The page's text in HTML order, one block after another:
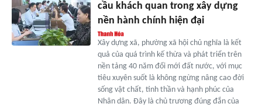
cầu khách quan trong xây dựng
nền hành chính hiện đại
Xây dựng xã, phường xã hội chủ nghĩa là kết
quả của quá trình kế thừa và phát triển trên
nền tảng 40 năm đổi mới đất nước, với mục
tiêu xuyên suốt là không ngừng nâng cao đời
sống vật chất, tinh thần và hạnh phúc của
Nhân dân. Đây là chủ trương đúng đắn của